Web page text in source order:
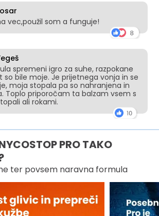
vec,použil som a funguje!
spremeni igro za suhe, razpokane
so bile moje. Je prijetnega vonja in se
moja stopala pa so nahranjena in
Toplo priporočam ta balzam vsem s
ali rokami.
PRO TAKO
ter povsem naravna formula